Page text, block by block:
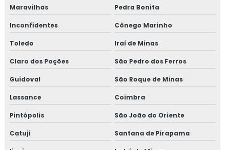
Maravilhas Pedra Bonita
Inconfidentes Cônego Marinho
Toledo Iraí de Minas
Claro dos Poções São Pedro dos Ferros
Guidoval São Roque de Minas
Lassance Coimbra
Pintópolis São João do Oriente
Catuji Santana de Pirapama